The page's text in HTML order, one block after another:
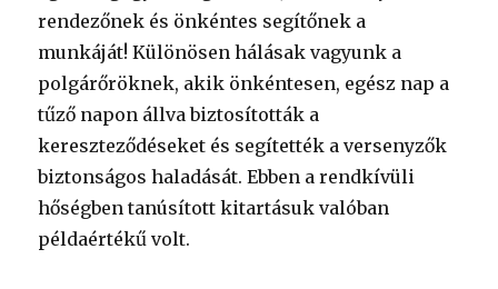
rendezőnek és önkéntes segítőnek a
munkáját! Különösen hálásak vagyunk a
polgárőröknek, akik önkéntesen, egész nap a
tűző napon állva biztosították a
kereszteződéseket és segítették a versenyzők
biztonságos haladását. Ebben a rendkívüli
hőségben tanúsított kitartásuk valóban
példaértékű volt.